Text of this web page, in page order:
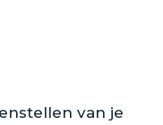
van je